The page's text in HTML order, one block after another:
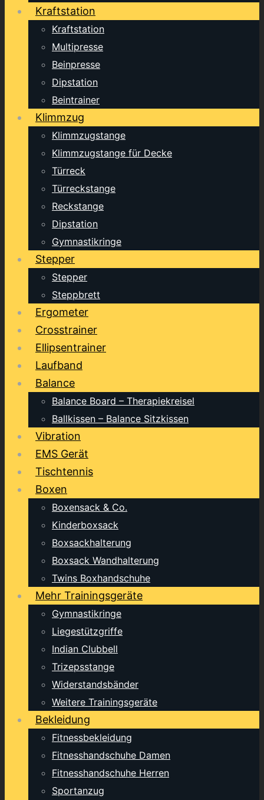
Kraftstation
Kraftstation
Multipresse
Beinpresse
Dipstation
Beintrainer
Klimmzug
Klimmzugstange
Klimmzugstange für Decke
Türreck
Türreckstange
Reckstange
Dipstation
Gymnastikringe
Stepper
Stepper
Steppbrett
Ergometer
Crosstrainer
Ellipsentrainer
Laufband
Balance
Balance Board – Therapiekreisel
Ballkissen – Balance Sitzkissen
Vibration
EMS Gerät
Tischtennis
Boxen
Boxensack & Co.
Kinderboxsack
Boxsackhalterung
Boxsack Wandhalterung
Twins Boxhandschuhe
Mehr Trainingsgeräte
Gymnastikringe
Liegestützgriffe
Indian Clubbell
Trizepsstange
Widerstandsbänder
Weitere Trainingsgeräte
Bekleidung
Fitnessbekleidung
Fitnesshandschuhe Damen
Fitnesshandschuhe Herren
Sportanzug